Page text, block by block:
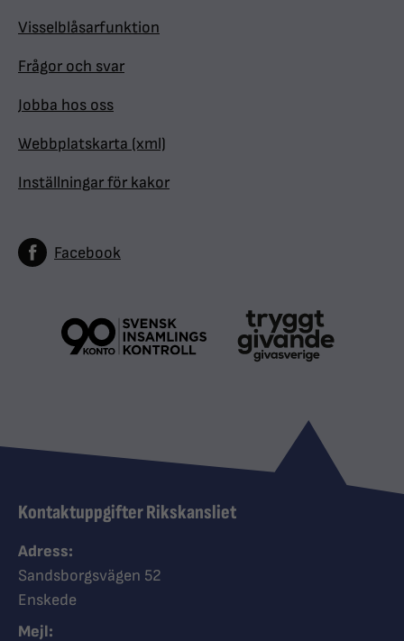
Visselblåsarfunktion
Frågor och svar
Jobba hos oss
Webbplatskarta (xml)
Inställningar för kakor
Facebook
Kontaktuppgifter Rikskansliet
Adress:
Sandsborgsvägen 52
Enskede
Mejl: